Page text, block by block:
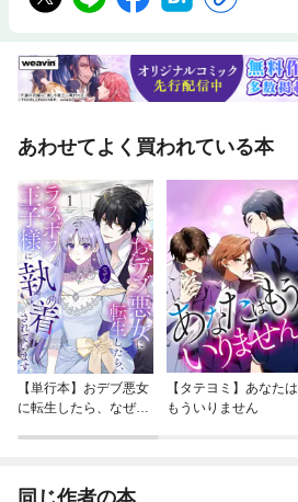
あわせてよく買われている本
【単行本】おデブ悪女
に転生したら、なぜか
【タテヨミ】あなたは
もういりません